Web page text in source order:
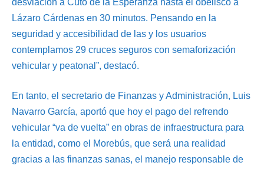
Lázaro Cárdenas en 30 minutos. Pensando en la
seguridad y accesibilidad de las y los usuarios
contemplamos 29 cruces seguros con semaforización
vehicular y peatonal”, destacó.
En tanto, el secretario de Finanzas y Administración, Luis
Navarro García, aportó que hoy el pago del refrendo
vehicular “va de vuelta” en obras de infraestructura para
la entidad, como el Morebús, que será una realidad
gracias a las finanzas sanas, el manejo responsable de